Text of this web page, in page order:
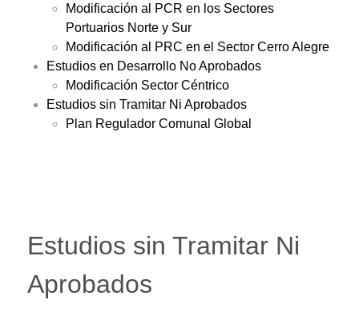
Modificación al PCR en los Sectores
Portuarios Norte y Sur
Modificación al PRC en el Sector Cerro Alegre
Estudios en Desarrollo No Aprobados
Modificación Sector Céntrico
Estudios sin Tramitar Ni Aprobados
Plan Regulador Comunal Global
Estudios sin Tramitar Ni
Aprobados